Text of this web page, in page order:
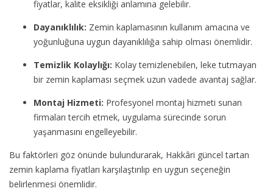
fiyatlar, kalite eksikliği anlamına gelebilir.
Dayanıklılık: Zemin kaplamasının kullanım amacına ve
yoğunluğuna uygun dayanıklılığa sahip olması önemlidir.
Temizlik Kolaylığı: Kolay temizlenebilen, leke tutmayan
bir zemin kaplaması seçmek uzun vadede avantaj sağlar.
Montaj Hizmeti: Profesyonel montaj hizmeti sunan
firmaları tercih etmek, uygulama sürecinde sorun
yaşanmasını engelleyebilir.
Bu faktörleri göz önünde bulundurarak, Hakkâri güncel tartan
zemin kaplama fiyatları karşılaştırılıp en uygun seçeneğin
belirlenmesi önemlidir.